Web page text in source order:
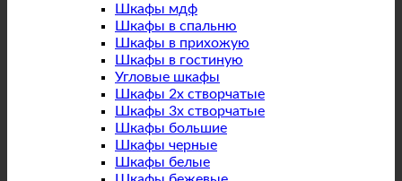
Шкафы мдф
Шкафы в спальню
Шкафы в прихожую
Шкафы в гостиную
Угловые шкафы
Шкафы 2х створчатые
Шкафы 3х створчатые
Шкафы большие
Шкафы черные
Шкафы белые